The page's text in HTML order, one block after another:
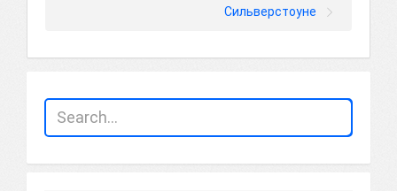
Сильверстоуне